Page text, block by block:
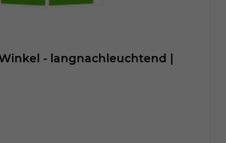
- langnachleuchtend |